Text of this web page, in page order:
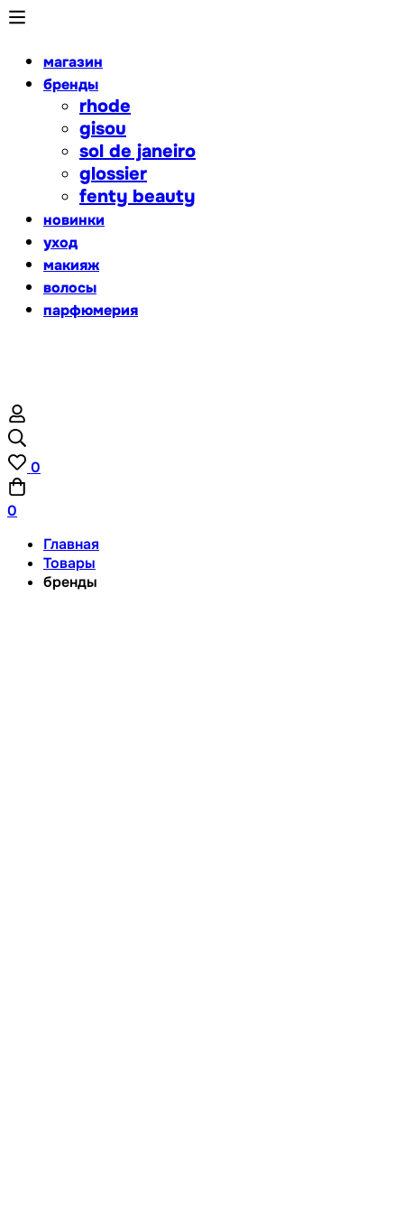
магазин
бренды
rhode
gisou
sol de janeiro
glossier
fenty beauty
новинки
уход
макияж
волосы
парфюмерия
0
0
Главная
Товары
бренды